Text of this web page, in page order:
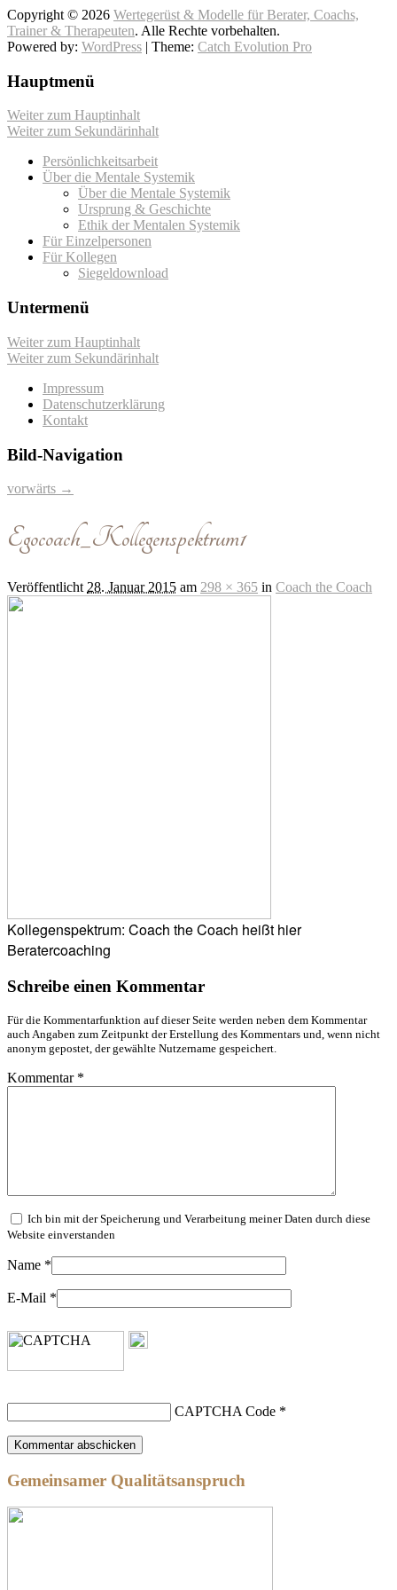
Copyright © 2026 Wertegerüst & Modelle für Berater, Coachs,
Trainer & Therapeuten. Alle Rechte vorbehalten.
Powered by: WordPress | Theme: Catch Evolution Pro
Hauptmenü
Weiter zum Hauptinhalt
Weiter zum Sekundärinhalt
Persönlichkeitsarbeit
Über die Mentale Systemik
Über die Mentale Systemik
Ursprung & Geschichte
Ethik der Mentalen Systemik
Für Einzelpersonen
Für Kollegen
Siegeldownload
Untermenü
Weiter zum Hauptinhalt
Weiter zum Sekundärinhalt
Impressum
Datenschutzerklärung
Kontakt
Bild-Navigation
vorwärts →
Egocoach_Kollegenspektrum1
Veröffentlicht28. Januar 2015 am 298 × 365 in Coach the Coach
Kollegenspektrum: Coach the Coach heißt hier
Beratercoaching
Schreibe einen Kommentar
Für die Kommentarfunktion auf dieser Seite werden neben dem Kommentar
auch Angaben zum Zeitpunkt der Erstellung des Kommentars und, wenn nicht
anonym gepostet, der gewählte Nutzername gespeichert.
Kommentar *
Ich bin mit der Speicherung und Verarbeitung meiner Daten durch diese
Website einverstanden
Name *
E-Mail *
CAPTCHA Code *
Gemeinsamer Qualitätsanspruch